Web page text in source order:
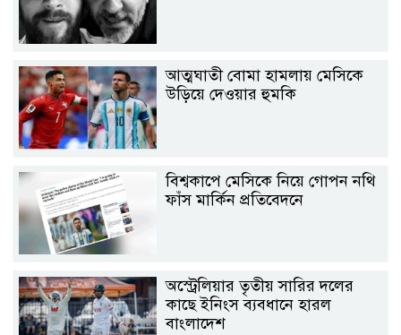
আত্মঘাতী বোমা হামলায় মেসিকে
উড়িয়ে দেওয়ার হুমকি
বিশ্বকাপে মেসিকে নিয়ে গোপন নথি
ফাঁস মার্কিন প্রতিবেদনে
অস্ট্রেলিয়ার তৃতীয় সারির দলের
কাছে ইনিংস ব্যবধানে হারল
বাংলাদেশ